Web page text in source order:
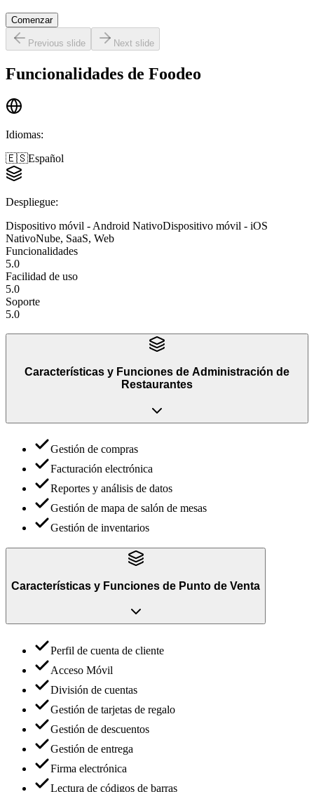
Comenzar
Previous slide Next slide
Funcionalidades de Foodeo
Idiomas:
🇪🇸Español
Despliegue:
Dispositivo móvil - Android NativoDispositivo móvil - iOS
NativoNube, SaaS, Web
Funcionalidades
5.0
Facilidad de uso
5.0
Soporte
5.0
Características y Funciones de Administración de
Restaurantes
Gestión de compras
Facturación electrónica
Reportes y análisis de datos
Gestión de mapa de salón de mesas
Gestión de inventarios
Características y Funciones de Punto de Venta
Perfil de cuenta de cliente
Acceso Móvil
División de cuentas
Gestión de tarjetas de regalo
Gestión de descuentos
Gestión de entrega
Firma electrónica
Lectura de códigos de barras